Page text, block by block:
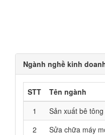
Ngành nghề kinh
STT
Tên ngành
1
Sản xuất bê
2
Sửa chữa máy